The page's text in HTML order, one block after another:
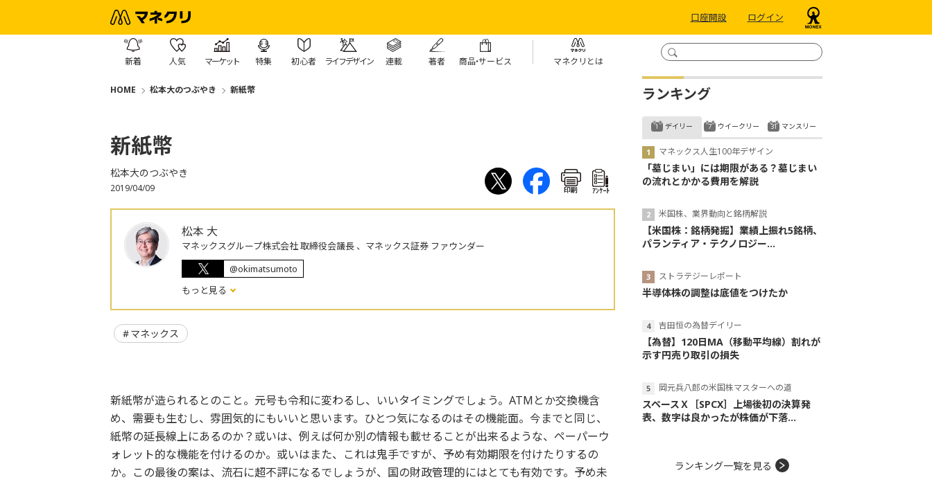
口座開設 ログイン
新着 人気 マーケット 特集 初心者 ライフデザイン 連載 著者 商品・サービス マネクリとは
HOME 松本大のつぶやき 新紙幣
新紙幣
松本大のつぶやき
2019/04/09 印刷 ｱﾝｹｰﾄ
松本 大
マネックスグループ株式会社 取締役会議長 、マネックス証券 ファウンダー
@okimatsumoto
もっと見る
マネックス
新紙幣が造られるとのこと。元号も令和に変わるし、いいタイミングでしょう。ATMとか交換機含
め、需要も生むし、雰囲気的にもいいと思います。ひとつ気になるのはその機能面。今までと同じ、
紙幣の延長線上にあるのか？或いは、例えば何か別の情報も載せることが出来るような、ペーパーウ
ォレット的な機能を付けるのか。或いはまた、これは鬼手ですが、予め有効期限を付けたりするの
か。この最後の案は、流石に超不評になるでしょうが、国の財政管理的にはとても有効です。予め未
ランキング
デイリー
マネックス人生100年デザイン
「墓じまい」には期限がある？墓じまい
の流れとかかる費用を解説
米国株、業界動向と銘柄解説
【米国株：銘柄発掘】業績上振れ5銘柄、
パランティア・テクノロジー...
ストラテジーレポート
半導体株の調整は底値をつけたか
吉田恒の為替デイリー
【為替】120日MA（移動平均線）割れが
示す円売り取引の損失
岡元兵八郎の米国株マスターへの道
スペースＸ［SPCX］上場後初の決算発
表、数字は良かったが株価が下落...
ウイークリー マンスリー
ランキング一覧を見る